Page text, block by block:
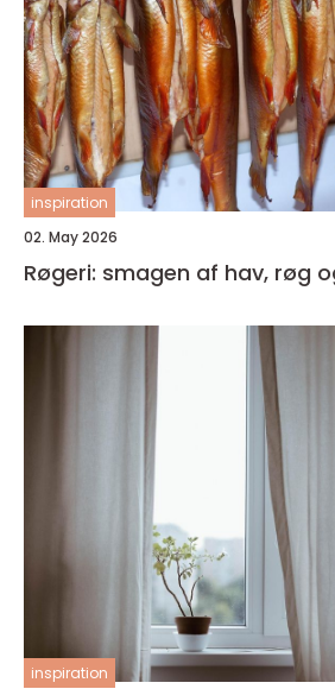
inspiration
02. May 2026
Røgeri: smagen af hav, røg
inspiration